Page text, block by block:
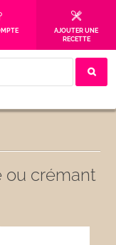
AJOUTER UNE
RECETTE
ou crémant